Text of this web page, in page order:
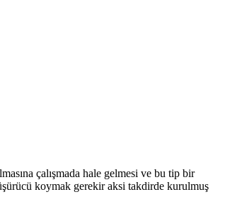
çalışmada hale gelmesi ve bu tip bir
koymak gerekir aksi takdirde kurulmuş